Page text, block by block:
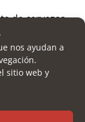
nos ayudan a
sitio web y
de cervezas
San
Juan